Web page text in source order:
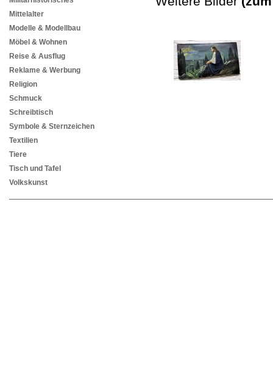
Mittelalter
Modelle & Modellbau
Möbel & Wohnen
Reise & Ausflug
Reklame & Werbung
Religion
Schmuck
Schreibtisch
Symbole & Sternzeichen
Textilien
Tiere
Tisch und Tafel
Volkskunst